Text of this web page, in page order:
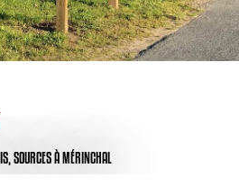
SOURCESÀ MÉRINCHAL